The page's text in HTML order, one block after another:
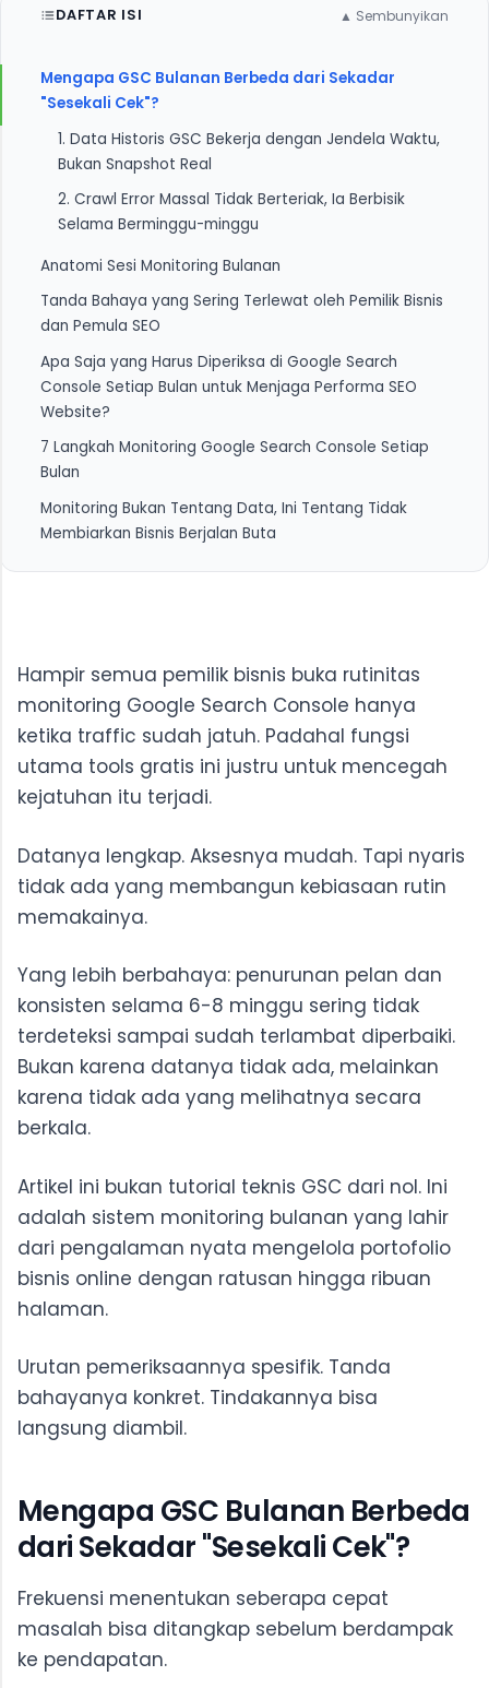
DAFTAR ISI ▲ Sembunyikan
Mengapa GSC Bulanan Berbeda dari Sekadar
"Sesekali Cek"?
1. Data Historis GSC Bekerja dengan Jendela Waktu,
Bukan Snapshot Real
2. Crawl Error Massal Tidak Berteriak, Ia Berbisik
Selama Berminggu-minggu
Anatomi Sesi Monitoring Bulanan
1. Tab Performance: Baca Tren, Bukan Angka Hari Ini
2. Filter Query dan Halaman: Temukan Halaman yang
Diam
3. Tab Coverage dan Indexing: Tempat Crawl Error
Menyembunyikan Diri
Tanda Bahaya yang Sering Terlewat oleh Pemilik Bisnis
dan Pemula SEO
1. CTR Organik Turun 15-20% dalam Dua Bulan
Berturut-turut
2. Query Penting Tiba-tiba Merosot dari Halaman
Pertama
3. Halaman Dieksklusikan Tanpa Alasan yang Jelas
Apa Saja yang Harus Diperiksa di Google Search
Console Setiap Bulan untuk Menjaga Performa SEO
Website?
7 Langkah Monitoring Google Search Console Setiap
Bulan
Monitoring Bukan Tentang Data, Ini Tentang Tidak
Membiarkan Bisnis Berjalan Buta
Hampir semua pemilik bisnis buka rutinitas
monitoring Google Search Console hanya
ketika traffic sudah jatuh. Padahal fungsi
utama tools gratis ini justru untuk mencegah
kejatuhan itu terjadi.
Datanya lengkap. Aksesnya mudah. Tapi nyaris
tidak ada yang membangun kebiasaan rutin
memakainya.
Yang lebih berbahaya: penurunan pelan dan
konsisten selama 6-8 minggu sering tidak
terdeteksi sampai sudah terlambat diperbaiki.
Bukan karena datanya tidak ada, melainkan
karena tidak ada yang melihatnya secara
berkala.
Artikel ini bukan tutorial teknis GSC dari nol. Ini
adalah sistem monitoring bulanan yang lahir
dari pengalaman nyata mengelola portofolio
bisnis online dengan ratusan hingga ribuan
halaman.
Urutan pemeriksaannya spesifik. Tanda
bahayanya konkret. Tindakannya bisa
langsung diambil.
Mengapa GSC Bulanan Berbeda
dari Sekadar "Sesekali Cek"?
Frekuensi menentukan seberapa cepat
masalah bisa ditangkap sebelum berdampak
ke pendapatan.